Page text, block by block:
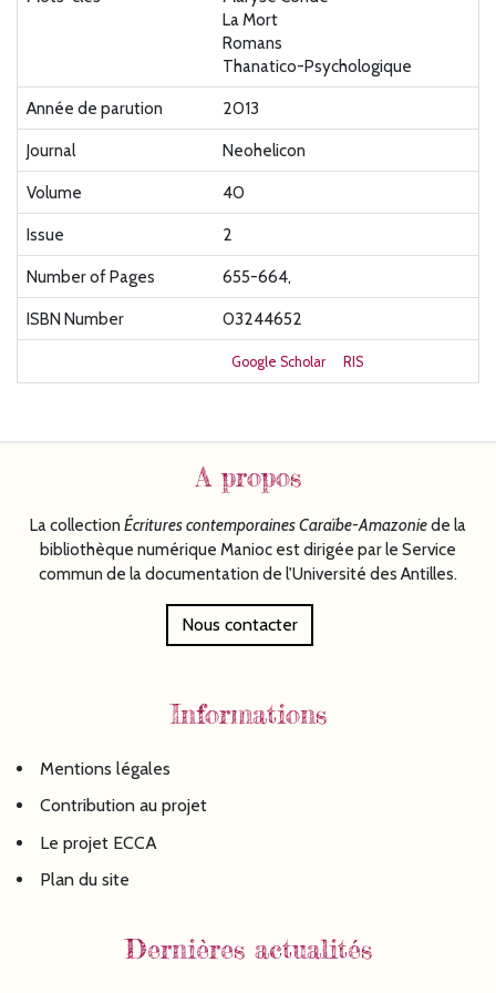
La Mort
Romans
Thanatico-Psychologique
Année de parution
2013
Journal
Neohelicon
Volume
40
Issue
2
Number of Pages
655-664,
ISBN Number
03244652
Google Scholar RIS
A propos
La collection Écriturescontemporaines Caraïbe-Amazoniede la
bibliothèque numérique Manioc est dirigée par le Service
commun de la documentation de l'Université des Antilles.
Nous contacter
Informations
Mentions légales
Contribution au projet
Le projet ECCA
Plan du site
Dernières actualités